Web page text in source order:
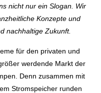
nicht nur ein Slogan. Wir
Konzepte und
nachhaltige Zukunft.
für den privaten und
werdende Markt der
Denn zusammen mit
Stromspeicher runden